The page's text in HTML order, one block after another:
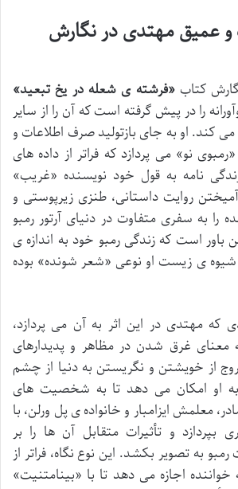
و عمیق مهتدی در نگارش
کتاب«فرشته ی شعله در یخ تبعید»
را در پیش گرفته است که آن را از سایر
می کند. او به جای بازتولید صرف اطلاعات و
نو» می پردازد که فراتر از داده های
نامه به قول خود نویسنده «غریب»
روایت داستانی، طنزی زیرپوستی و
را به سفری متفاوت در دنیای آرتور رمبو
باور است که زندگی رمبو خود به اندازه ی
شیوه ی زیست او نوعی «شعر شونده» بوده
که مهتدی در این اثر به آن می پردازد،
معنای غرق شدن در مظاهر و پدیدارهای
از خویشتن و نگریستن به دنیا از چشم
به او امکان می دهد تا به شخصیت های
معلمش ایزامبار و خانواده ی پل ورلن، با
بپردازد و تأثیرات متقابل آن ها را بر
به تصویر بکشد. این نوع نگاه، فراتر از
اجازه می دهد تا با «بینامتنیت»